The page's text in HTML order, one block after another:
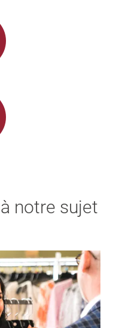
notre sujet